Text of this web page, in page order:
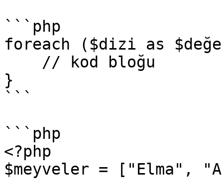
```php
foreach ($dizi as
}
```
```php
<?php
$meyveler = ["Elma",